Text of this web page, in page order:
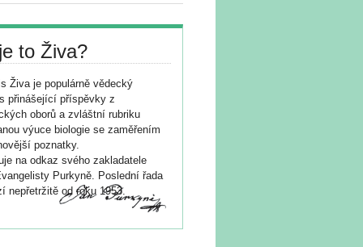
to Živa?
Živa je populárně vědecký
přinášející příspěvky z
oborů a zvláštní rubriku
výuce biologie se zaměřením
poznatky.
na odkaz svého zakladatele
Purkyně. Poslední řada
nepřetržitě od roku 1953.